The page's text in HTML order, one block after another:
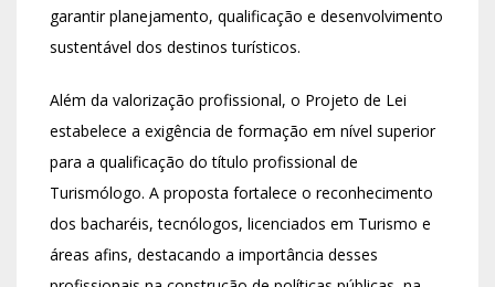
garantir planejamento, qualificação e desenvolvimento
sustentável dos destinos turísticos.
Além da valorização profissional, o Projeto de Lei
estabelece a exigência de formação em nível superior
para a qualificação do título profissional de
Turismólogo. A proposta fortalece o reconhecimento
dos bacharéis, tecnólogos, licenciados em Turismo e
áreas afins, destacando a importância desses